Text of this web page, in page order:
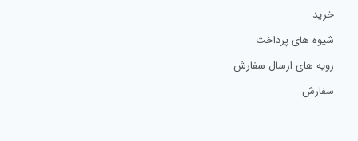
خرید
شیوه های پرداخت
رویه های ارسال سفارش
سفارش